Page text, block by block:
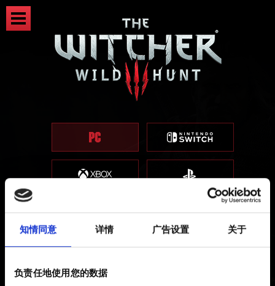
知情同意 详情 广告设置 关于
负责任地使用您的数据